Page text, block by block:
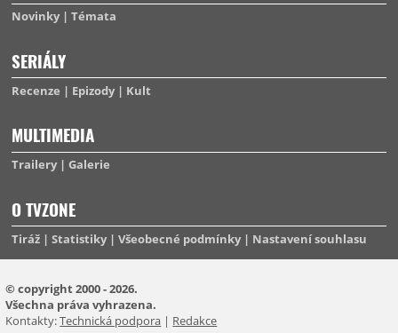
Novinky Témata
SERIÁLY
Recenze Epizody Kult
MULTIMEDIA
Trailery Galerie
O TVZONE
Tiráž Statistiky Všeobecné podmínky Nastavení souhlasu
© copyright 2000 - 2026.
Všechna práva vyhrazena.
Kontakty:Technická podpora | Redakce